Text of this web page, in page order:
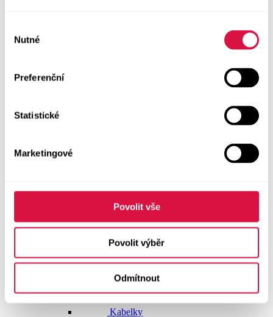
souhlasu
Nutné
Preferenční
Statistické
Marketingové
Povolit vše
Povolit výběr
Odmítnout
Boty GEOX
Pásky
Peněženky
Kabelky